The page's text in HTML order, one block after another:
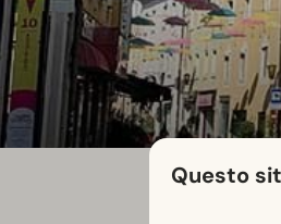
Questo